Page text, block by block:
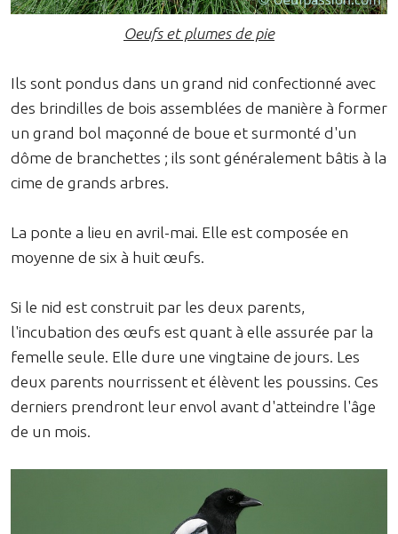
Oeufs et plumes de pie
Ils sont pondus dans un grand nid confectionné avec
des brindilles de bois assemblées de manière à former
un grand bol maçonné de boue et surmonté d'un
dôme de branchettes ; ils sont généralement bâtis à la
cime de grands arbres.
La ponte a lieu en avril-mai. Elle est composée en
moyenne de six à huit œufs.
Si le nid est construit par les deux parents,
l'incubation des œufs est quant à elle assurée par la
femelle seule. Elle dure une vingtaine de jours. Les
deux parents nourrissent et élèvent les poussins. Ces
derniers prendront leur envol avant d'atteindre l'âge
de un mois.